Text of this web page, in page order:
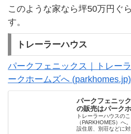
このような家なら坪50万円ぐ
す。
トレーラーハウス
パークフェニックス｜トレー
ークホームズへ (parkhomes.jp)
パークフェニッ
の販売はパーク
トレーラーハウスの
（PARKHOMES）へ
設住居、別荘などに